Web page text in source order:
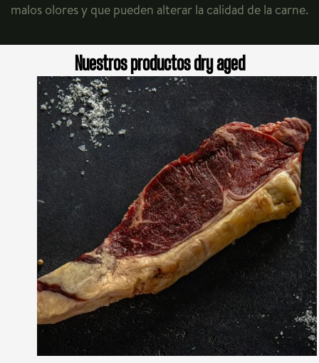
malos olores y que pueden alterar la calidad de la carne.
Nuestros productos dry aged